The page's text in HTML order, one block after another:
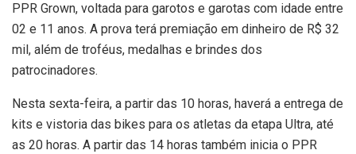
PPR Grown, voltada para garotos e garotas com idade entre
02 e 11 anos. A prova terá premiação em dinheiro de R$ 32
mil, além de troféus, medalhas e brindes dos
patrocinadores.
Nesta sexta-feira, a partir das 10 horas, haverá a entrega de
kits e vistoria das bikes para os atletas da etapa Ultra, até
as 20 horas. A partir das 14 horas também inicia o PPR